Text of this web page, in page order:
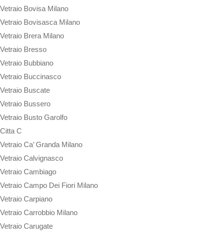
Vetraio Bovisa Milano
Vetraio Bovisasca Milano
Vetraio Brera Milano
Vetraio Bresso
Vetraio Bubbiano
Vetraio Buccinasco
Vetraio Buscate
Vetraio Bussero
Vetraio Busto Garolfo
Citta C
Vetraio Ca’ Granda Milano
Vetraio Calvignasco
Vetraio Cambiago
Vetraio Campo Dei Fiori Milano
Vetraio Carpiano
Vetraio Carrobbio Milano
Vetraio Carugate